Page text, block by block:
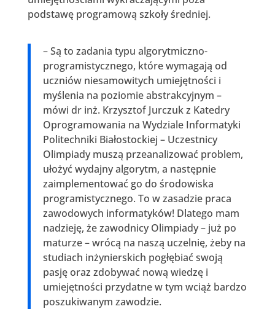
podstawę programową szkoły średniej.
– Są to zadania typu algorytmiczno-
programistycznego, które wymagają od
uczniów niesamowitych umiejętności i
myślenia na poziomie abstrakcyjnym –
mówi dr inż. Krzysztof Jurczuk z Katedry
Oprogramowania na Wydziale Informatyki
Politechniki Białostockiej – Uczestnicy
Olimpiady muszą przeanalizować problem,
ułożyć wydajny algorytm, a następnie
zaimplementować go do środowiska
programistycznego. To w zasadzie praca
zawodowych informatyków! Dlatego mam
nadzieję, że zawodnicy Olimpiady – już po
maturze – wrócą na naszą uczelnię, żeby na
studiach inżynierskich pogłębiać swoją
pasję oraz zdobywać nową wiedzę i
umiejętności przydatne w tym wciąż bardzo
poszukiwanym zawodzie.